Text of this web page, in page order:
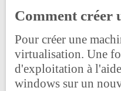
Comment créer
Pour créer une
virtualisation. Une
d'exploitation à
windows sur un